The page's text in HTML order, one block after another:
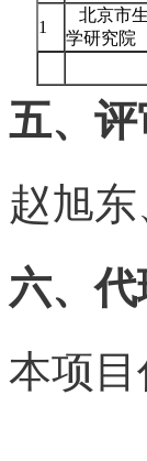
1
北京市
学研究院
五、评
赵旭
六、
本项